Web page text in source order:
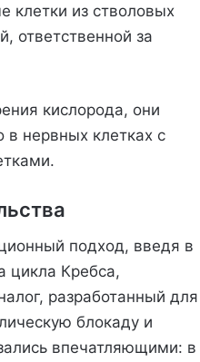
клетки из стволовых
ответственной за
кислорода, они
в нервных клетках с
подход, введя в
цикла Кребса,
разработанный для
блокаду и
впечатляющими: в